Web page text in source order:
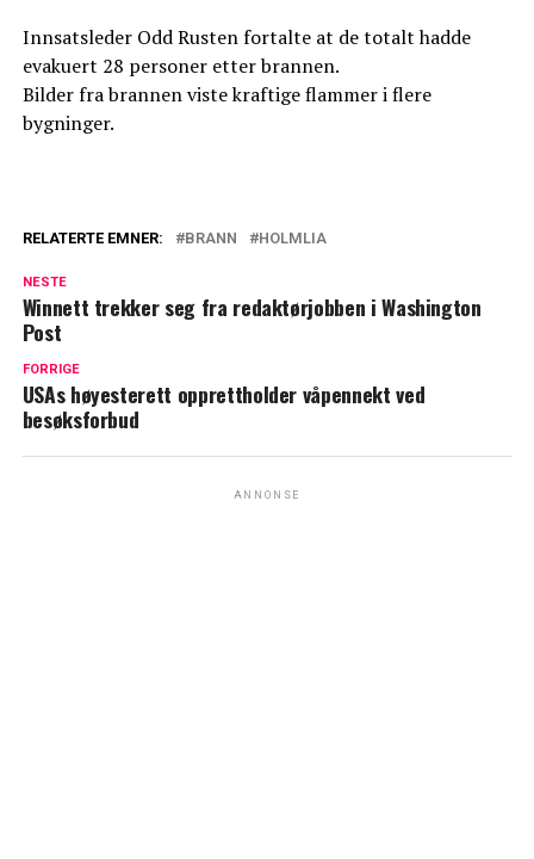
Innsatsleder Odd Rusten fortalte at de totalt hadde
evakuert 28 personer etter brannen.
Bilder fra brannen viste kraftige flammer i flere
bygninger.
RELATERTE EMNER: BRANN HOLMLIA
NESTE
Winnett trekker seg fra redaktørjobben i Washington
Post
FORRIGE
USAs høyesterett opprettholder våpennekt ved
besøksforbud
ANNONSE